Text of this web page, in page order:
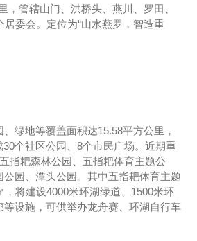
，管辖山门、洪桥头、燕川、罗田、
委会。定位为“山水燕罗，智造重
绿地等覆盖面积达15.58平方公里，
个社区公园、8个市民广场。近期重
指耙森林公园、五指耙体育主题公
公园、潭头公园。其中五指耙体育主题
，将建设4000米环湖绿道、1500米环
设施，可供举办龙舟赛、环湖自行车